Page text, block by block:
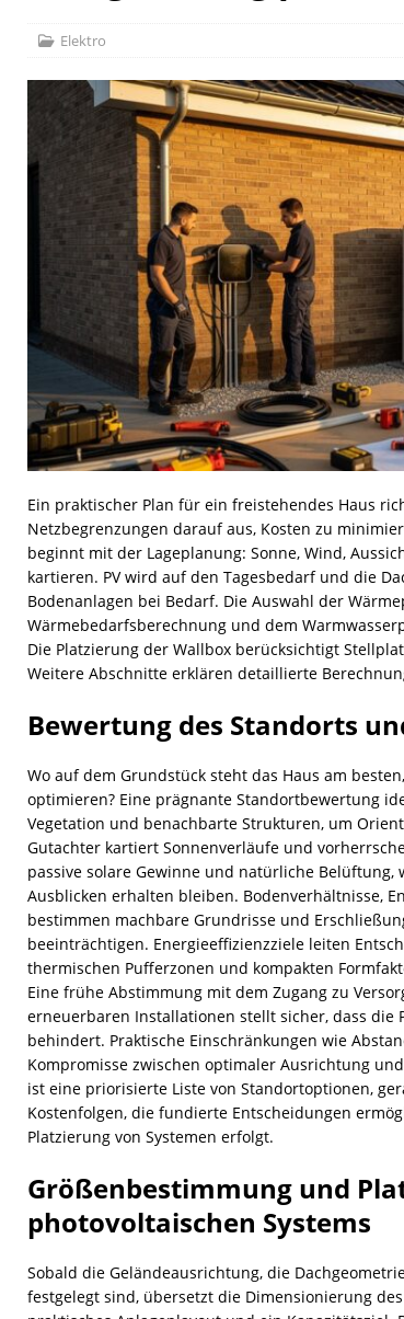
Elektro
Ein praktischer Plan für ein freistehendes Haus
Netzbegrenzungen darauf aus, Kosten zu
beginnt mit der Lageplanung: Sonne, Wind,
kartieren. PV wird auf den Tagesbedarf und die
Bodenanlagen bei Bedarf. Die Auswahl der
Wärmebedarfsberechnung und dem
Die Platzierung der Wallbox berücksichtigt
Weitere Abschnitte erklären detaillierte
Bewertung des Standorts
Wo auf dem Grundstück steht das Haus am
optimieren? Eine prägnante Standortbewertung
Vegetation und benachbarte Strukturen, um
Gutachter kartiert Sonnenverläufe und
passive solare Gewinne und natürliche Belüftung,
Ausblicken erhalten bleiben. Bodenverhältnisse,
bestimmen machbare Grundrisse und
beeinträchtigen. Energieeffizienzziele leiten
thermischen Pufferzonen und kompakten
Eine frühe Abstimmung mit dem Zugang zu
erneuerbaren Installationen stellt sicher, dass die
behindert. Praktische Einschränkungen wie
Kompromisse zwischen optimaler Ausrichtung
ist eine priorisierte Liste von Standortoptionen,
Kostenfolgen, die fundierte Entscheidungen
Platzierung von Systemen erfolgt.
Größenbestimmung und
photovoltaischen Systems
Sobald die Geländeausrichtung, die
festgelegt sind, übersetzt die Dimensionierung